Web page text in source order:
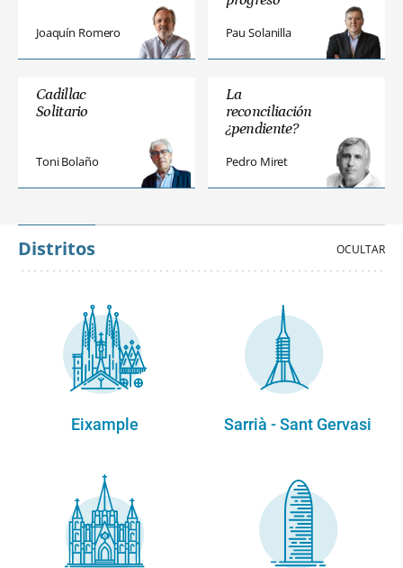
Joaquín Romero Pau Solanilla
Cadillac
Solitario
Toni Bolaño
La
reconciliación
¿pendiente?
Pedro Miret
Distritos
Eixample Sarrià - Sant Gervasi